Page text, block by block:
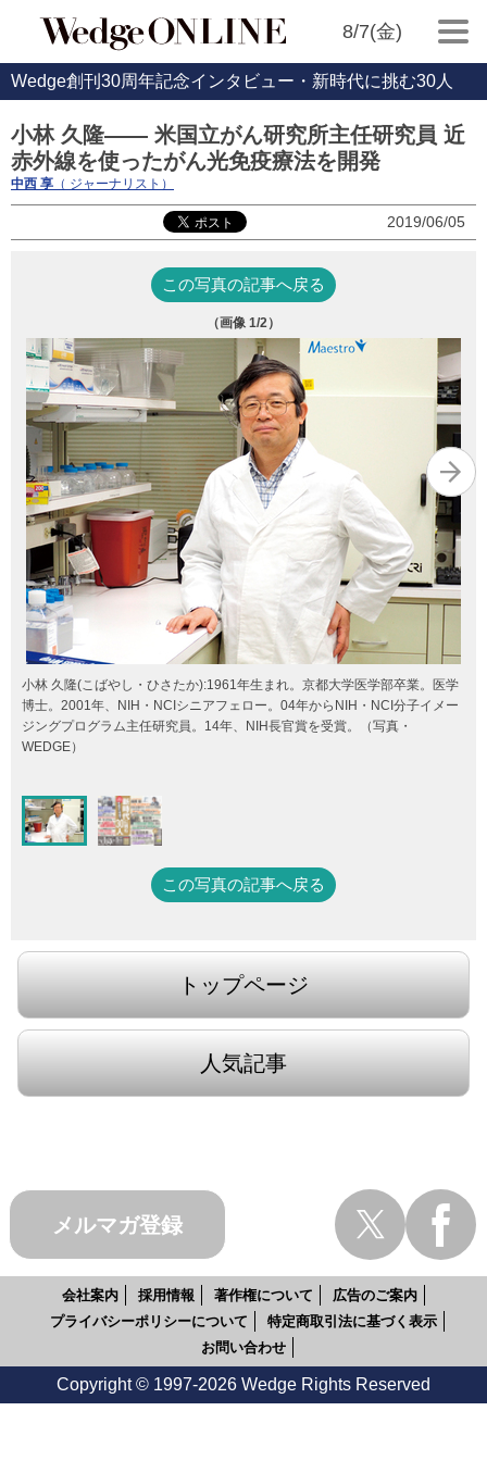
8/7(金)
Wedge創刊30周年記念インタビュー・新時代に挑む30人
小林 久隆―― 米国立がん研究所主任研究員 近
赤外線を使ったがん光免疫療法を開発
中西 享 （ ジャーナリスト）
2019/06/05
この写真の記事へ戻る
（画像 1/2）
小林 久隆(こばやし・ひさたか):1961年生まれ。京都大学医学部卒業。医学
博士。2001年、NIH・NCIシニアフェロー。04年からNIH・NCI分子イメー
ジングプログラム主任研究員。14年、NIH長官賞を受賞。（写真・
WEDGE）
この写真の記事へ戻る
トップページ
人気記事
メルマガ登録
会社案内 採用情報 著作権について
広告のご案内
プライバシーポリシーについて
特定商取引法に基づく表示
お問い合わせ
Copyright © 1997-2026 Wedge Rights Reserved